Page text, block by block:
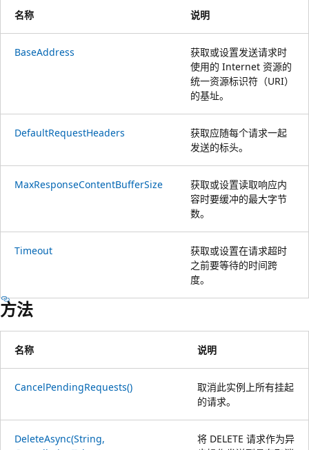
名称 说明
BaseAddress
获取或设置发送请求时
使用的 Internet 资源的
统一资源标识符（URI）
的基址。
DefaultRequestHeaders
获取应随每个请求一起
发送的标头。
MaxResponseContentBufferSize
获取或设置读取响应内
容时要缓冲的最大字节
数。
Timeout
获取或设置在请求超时
之前要等待的时间跨
度。
方法
名称 说明
CancelPendingRequests()
取消此实例上所有挂起
的请求。
DeleteAsync(String,
将 DELETE 请求作为异